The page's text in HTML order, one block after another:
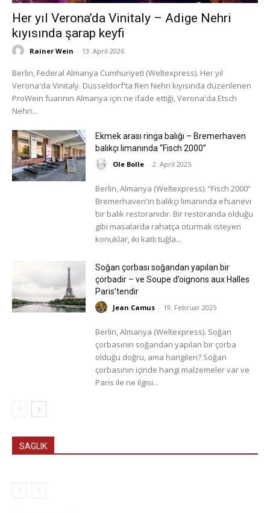
Her yıl Verona’da Vinitaly – Adige Nehri
kıyısında şarap keyfi
Rainer Wein - 13. April 2026
Berlin, Federal Almanya Cumhuriyeti (Weltexpress). Her yıl
Verona'da Vinitaly. Düsseldorf'ta Ren Nehri kıyısında düzenlenen
ProWein fuarının Almanya için ne ifade ettiği, Verona'da Etsch
Nehri...
Ekmek arası ringa balığı – Bremerhaven
balıkçı limanında “Fisch 2000”
Ole Bolle - 2. April 2025
Berlin, Almanya (Weltexpress). “Fisch 2000”
Bremerhaven'in balıkçı limanında efsanevi
bir balık restoranıdır. Bir restoranda olduğu
gibi masalarda rahatça oturmak isteyen
konuklar, iki katlı tuğla...
Soğan çorbası soğandan yapılan bir
çorbadır – ve Soupe d’oignons aux Halles
Paris’tendir
Jean Camus - 19. Februar 2025
Berlin, Almanya (Weltexpress). Soğan
çorbasının soğandan yapılan bir çorba
olduğu doğru, ama hangileri? Soğan
çorbasının içinde hangi malzemeler var ve
Paris ile ne ilgisi...
SAGLIK